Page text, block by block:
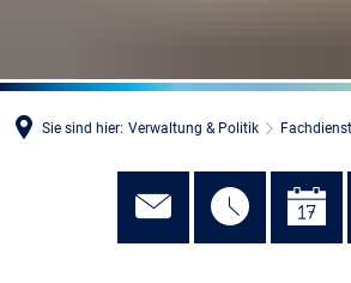
Sie sind hier: Verwaltung & Politik